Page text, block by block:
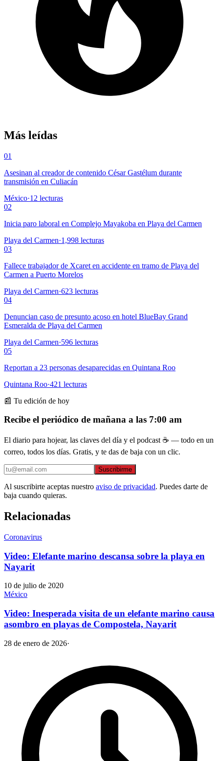
Más leídas
01
Asesinan al creador de contenido César Gastélum durante
transmisión en Culiacán
México·12 lecturas
02
Inicia paro laboral en Complejo Mayakoba en Playa del Carmen
Playa del Carmen·1,998 lecturas
03
Fallece trabajador de Xcaret en accidente en tramo de Playa del
Carmen a Puerto Morelos
Playa del Carmen·623 lecturas
04
Denuncian caso de presunto acoso en hotel BlueBay Grand
Esmeralda de Playa del Carmen
Playa del Carmen·596 lecturas
05
Reportan a 23 personas desaparecidas en Quintana Roo
Quintana Roo·421 lecturas
📰 Tu edición de hoy
Recibe el periódico de mañana a las 7:00 am
El diario para hojear, las claves del día y el podcast ☕ — todo en un
correo, todos los días. Gratis, y te das de baja con un clic.
Suscribirme
Al suscribirte aceptas nuestro aviso de privacidad. Puedes darte de
baja cuando quieras.
Relacionadas
Coronavirus
Video: Elefante marino descansa sobre la playa en
Nayarit
10 de julio de 2020
México
Video: Inesperada visita de un elefante marino causa
asombro en playas de Compostela, Nayarit
28 de enero de 2026·